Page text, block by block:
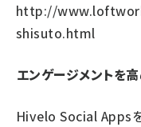
http://
shisuto.html
エンゲージメントを
Hivelo Social Apps